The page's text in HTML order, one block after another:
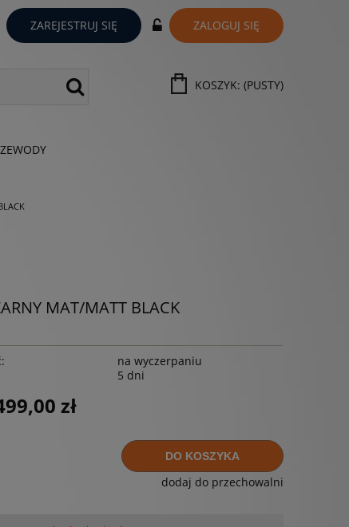
ZAREJESTRUJ SIĘ ZALOGUJ SIĘ
KOSZYK: (PUSTY)
MAT/MATT BLACK
na wyczerpaniu
5 dni
zł
DO KOSZYKA
dodaj do przechowalni